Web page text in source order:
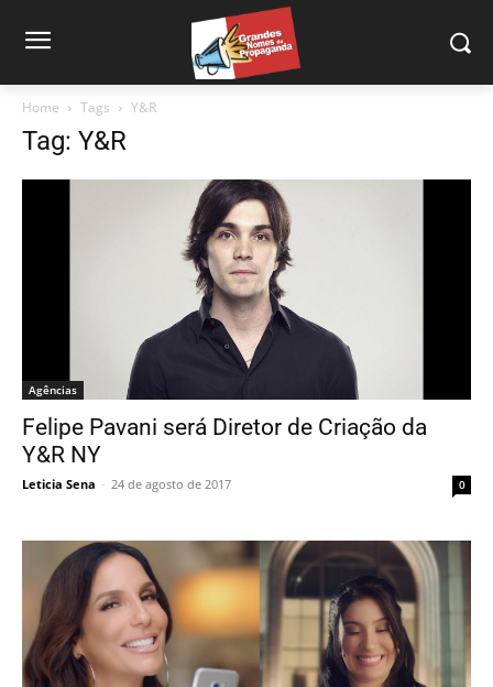
Home Tags Y&R
Tag: Y&R
Agências
Felipe Pavani será Diretor de Criação da
Y&R NY
Leticia Sena - 24 de agosto de 2017 0